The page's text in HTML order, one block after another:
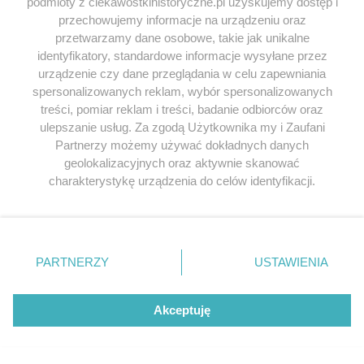
hmmm napisał/a 08.09.2018
mam pytanie co IRA ma wspólnego z oficjalnym
rządem Irlandii? przecież to organizacja
terrorystyczna, to tak jak mówić że Polska była po
stronie Hitlera bo kilku górali zapisało się do jakiegoś
enapokaz napisał/a 08.09.2018
https://pl.wikipedia.org/wiki/Goralenvolk
i było ich znacznie więcej niż kilku.
przechowujemy informacje na urządzeniu oraz
przetwarzamy dane osobowe, takie jak unikalne
identyfikatory, standardowe informacje wysyłane przez
urządzenie czy dane przeglądania w celu zapewniania
spersonalizowanych reklam, wybór spersonalizowanych
treści, pomiar reklam i treści, badanie odbiorców oraz
ulepszanie usług. Za zgodą Użytkownika my i Zaufani
Partnerzy możemy używać dokładnych danych
geolokalizacyjnych oraz aktywnie skanować
charakterystykę urządzenia do celów identyfikacji.
zmienić/wycofać klikając przycisk ustawień prywatności
znajdujący się w lewym dolnym rogu strony
. Niektóre
użytkownika, ale masz prawo sprzeciwić się takiemu
przetwarzaniu. Preferencje będą miały zastosowania tylko
PARTNERZY USTAWIENIA
Akceptuję